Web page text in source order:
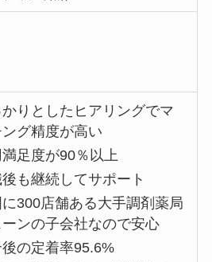
かりとしたヒアリングでマ
ング精度が高い
足度が90％以上
も継続してサポート
300店舗ある大手調剤薬局
ンの子会社なので安心
の定着率95.6%